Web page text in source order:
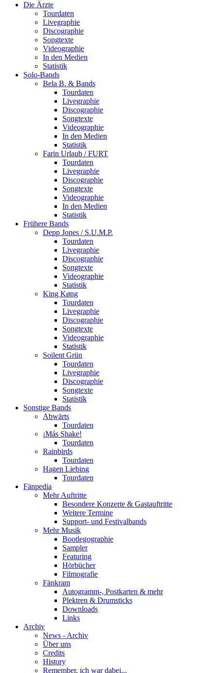
Die Ärzte
Tourdaten
Livegraphie
Discographie
Songtexte
Videographie
In den Medien
Statistik
Solo-Bands
Bela B. & Bands
Tourdaten
Livegraphie
Discographie
Songtexte
Videographie
In den Medien
Statistik
Farin Urlaub / FURT
Tourdaten
Livegraphie
Discographie
Songtexte
Videographie
In den Medien
Statistik
Frühere Bands
Depp Jones / S.U.M.P.
Tourdaten
Livegraphie
Discographie
Songtexte
Videographie
Statistik
King Køng
Tourdaten
Livegraphie
Discographie
Songtexte
Videographie
Statistik
Soilent Grün
Tourdaten
Livegraphie
Discographie
Songtexte
Statistik
Sonstige Bands
Abwärts
Tourdaten
¡Más Shake!
Tourdaten
Rainbirds
Tourdaten
Hagen Liebing
Tourdaten
Fänpedia
Mehr Auftritte
Besondere Konzerte & Gastauftritte
Weitere Termine
Support- und Festivalbands
Mehr Musik
Bootlegographie
Sampler
Featuring
Hörbücher
Filmografie
Fänkram
Autogramm-, Postkarten & mehr
Plektren & Drumsticks
Downloads
Links
Archiv
News - Archiv
Über uns
Credits
History
Remember, ich war dabei...